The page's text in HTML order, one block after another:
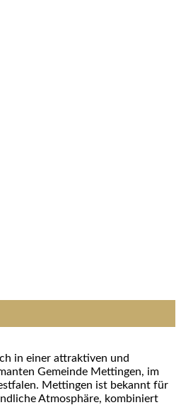
in einer attraktiven und
Gemeinde Mettingen, im
Mettingen ist bekannt für
Atmosphäre, kombiniert